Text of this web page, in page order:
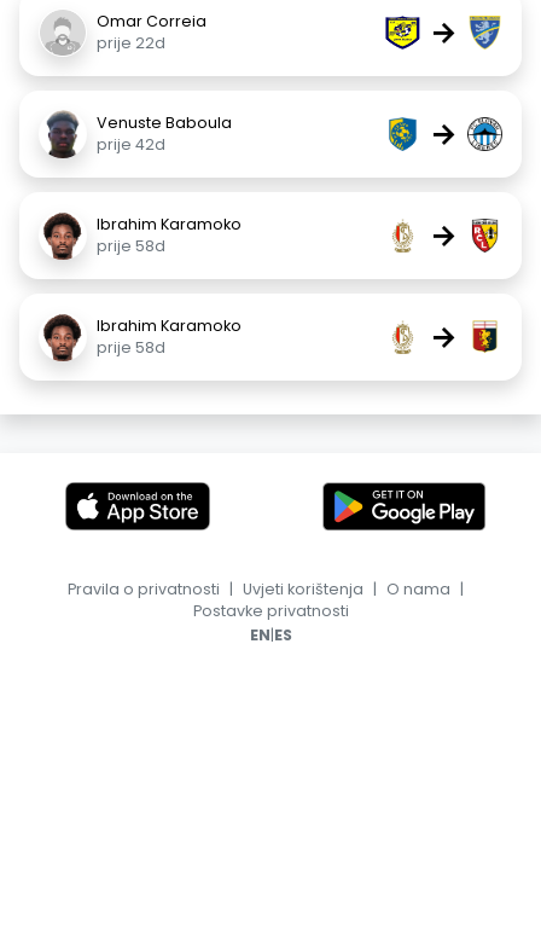
Omar Correia
prije 22d
→
Venuste Baboula
prije 42d
→
Ibrahim Karamoko
prije 58d
→
Ibrahim Karamoko
prije 58d
→
Pravila o privatnosti | Uvjeti korištenja | O nama |
Postavke privatnosti
EN|ES